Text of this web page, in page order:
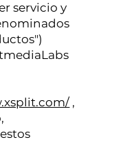
servicio y
,